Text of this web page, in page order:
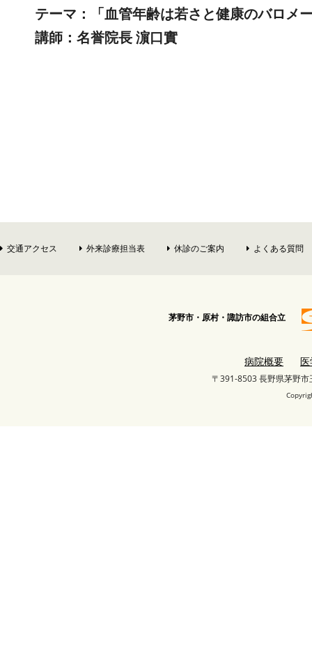
テーマ：「血管年齢は若さと健康のバロメ
講師：名誉院長 濵口實
交通アクセス 外来診療担当表 休診のご案内 よくある質問
茅野市・原村・諏訪市の組合立
病院概要
〒391-8503 長野県茅野